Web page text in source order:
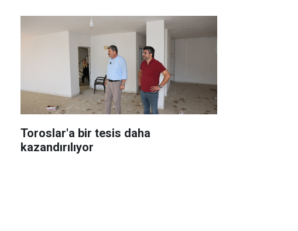
Toroslar'a bir tesis daha
kazandırılıyor